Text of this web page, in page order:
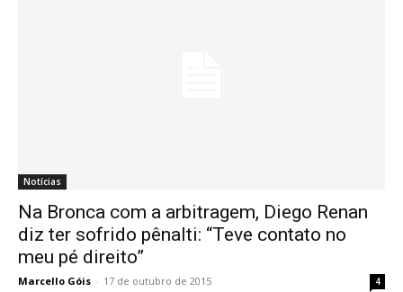
Notícias
Na Bronca com a arbitragem, Diego Renan
diz ter sofrido pênalti: “Teve contato no
meu pé direito”
Marcello Góis - 17 de outubro de 2015 4